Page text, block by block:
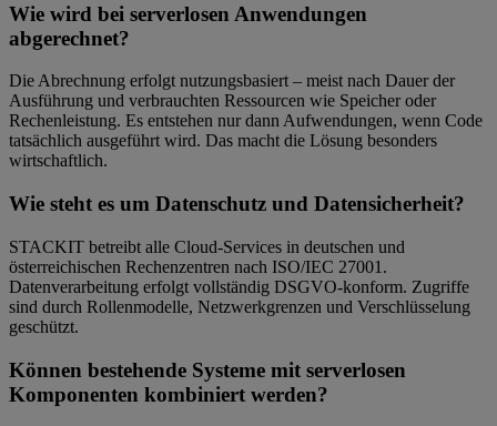
Wie wird bei serverlosen Anwendungen
abgerechnet?
Die Abrechnung erfolgt nutzungsbasiert – meist nach Dauer der
Ausführung und verbrauchten Ressourcen wie Speicher oder
Rechenleistung. Es entstehen nur dann Aufwendungen, wenn Code
tatsächlich ausgeführt wird. Das macht die Lösung besonders
wirtschaftlich.
Wie steht es um Datenschutz und Datensicherheit?
STACKIT betreibt alle Cloud-Services in deutschen und
österreichischen Rechenzentren nach ISO/IEC 27001.
Datenverarbeitung erfolgt vollständig DSGVO-konform. Zugriffe
sind durch Rollenmodelle, Netzwerkgrenzen und Verschlüsselung
geschützt.
Können bestehende Systeme mit serverlosen
Komponenten kombiniert werden?